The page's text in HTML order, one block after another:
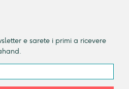
e sarete i primi a ricevere